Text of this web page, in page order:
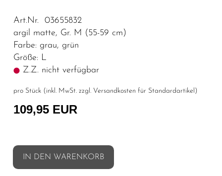
Art.Nr. 03655832
argil matte, Gr. M (55-59 cm)
Farbe: grau, grün
Größe: L
Z.Z. nicht verfügbar
pro Stück (inkl. MwSt. zzgl. Versandkosten für Standardartikel )
109,95 EUR
IN DEN WARENKORB